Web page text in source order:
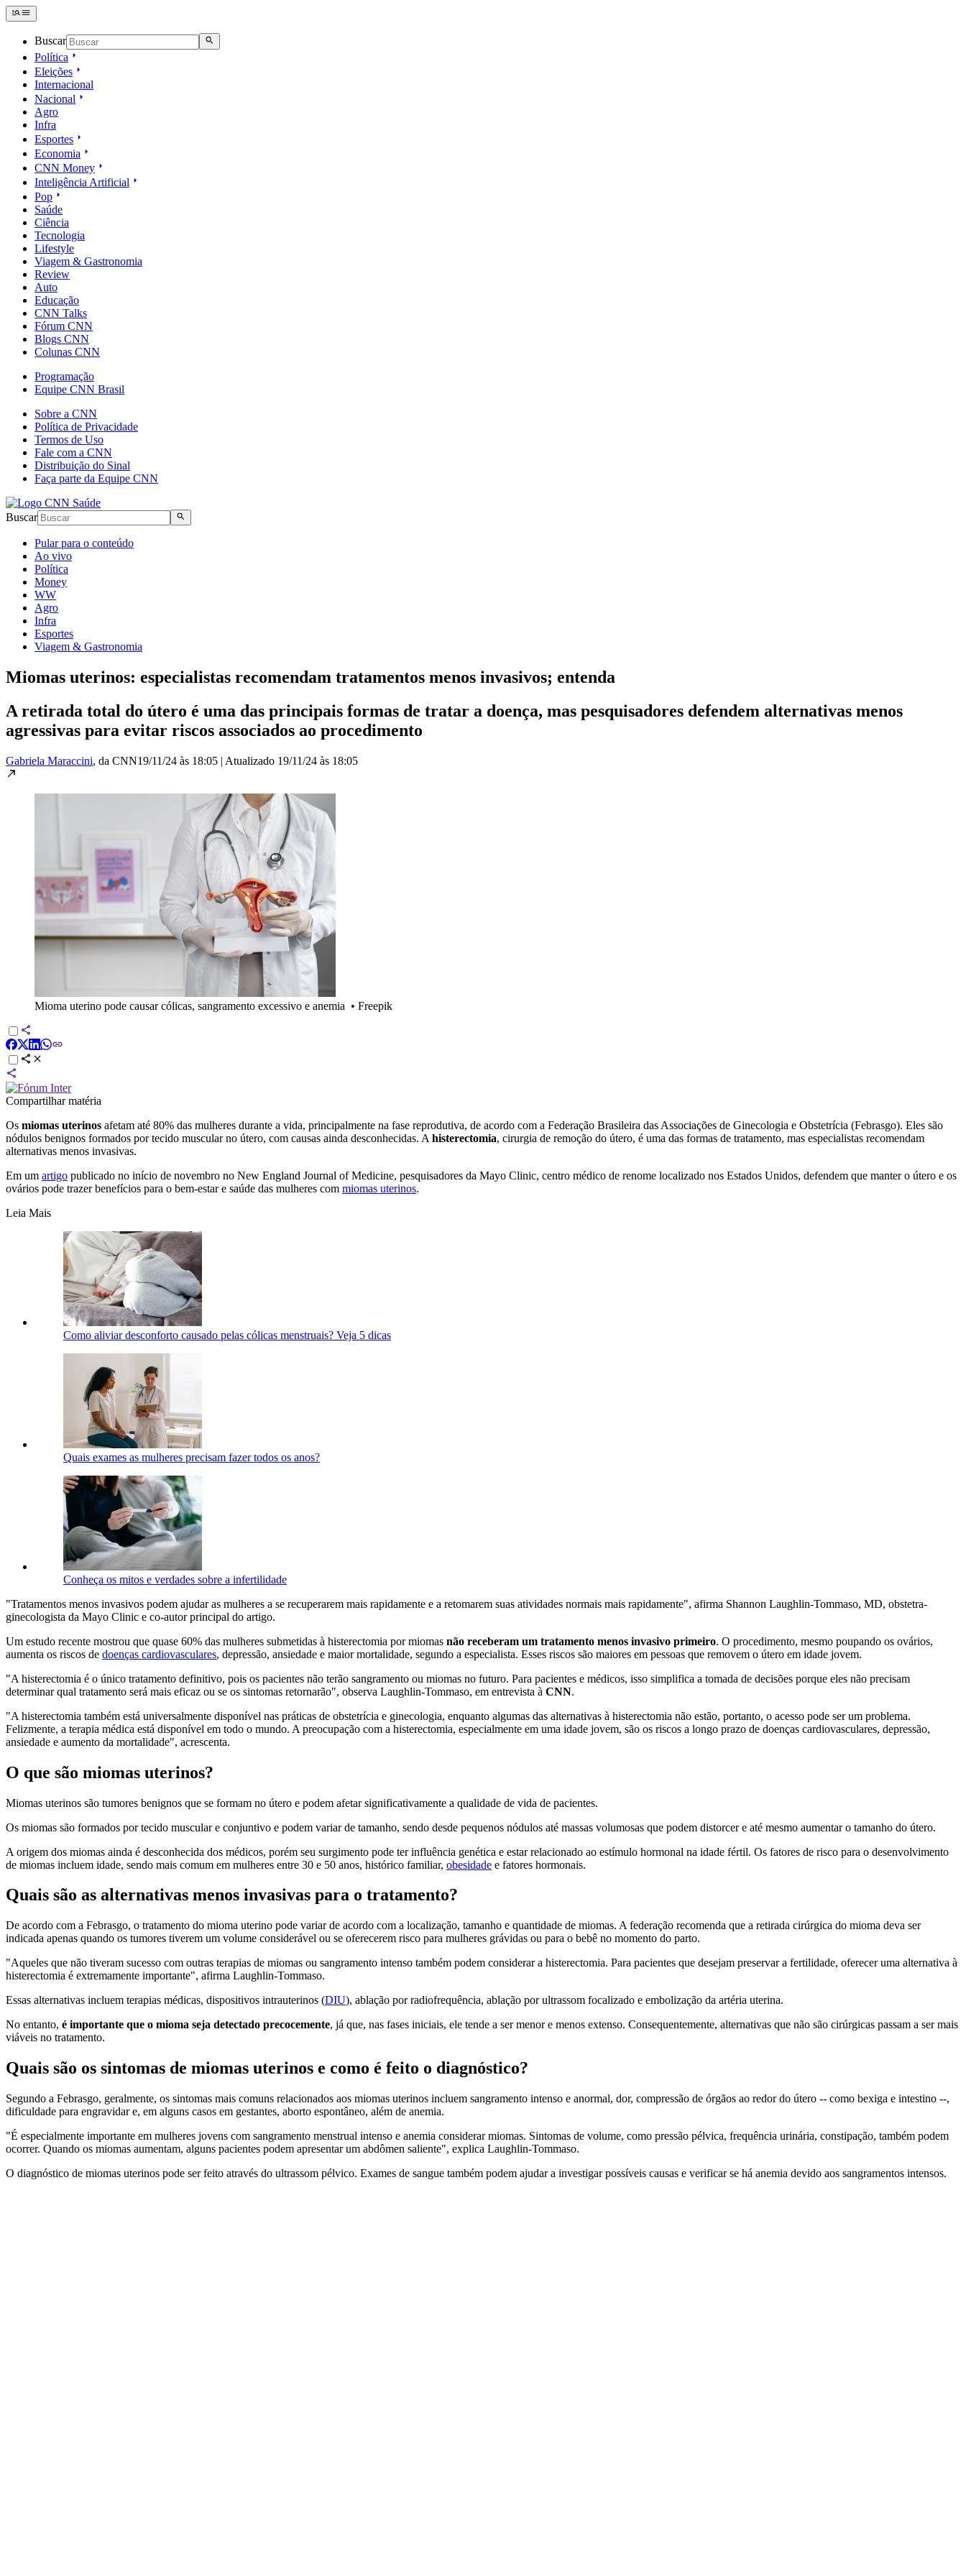
Buscar
Política
Eleições
Internacional
Nacional
Agro
Infra
Esportes
Economia
CNN Money
Inteligência Artificial
Pop
Saúde
Ciência
Tecnologia
Lifestyle
Viagem & Gastronomia
Review
Auto
Educação
CNN Talks
Fórum CNN
Blogs CNN
Colunas CNN
Programação
Equipe CNN Brasil
Sobre a CNN
Política de Privacidade
Termos de Uso
Fale com a CNN
Distribuição do Sinal
Faça parte da Equipe CNN
Buscar
Pular para o conteúdo
Ao vivo
Política
Money
WW
Agro
Infra
Esportes
Viagem & Gastronomia
Miomas uterinos: especialistas recomendam tratamentos menos invasivos; entenda
A retirada total do útero é uma das principais formas de tratar a doença, mas pesquisadores defendem alternativas menos
agressivas para evitar riscos associados ao procedimento
Gabriela Maraccini, da CNN19/11/24 às 18:05 | Atualizado 19/11/24 às 18:05
Mioma uterino pode causar cólicas, sangramento excessivo e anemia • Freepik
Compartilhar matéria
Os miomas uterinos afetam até 80% das mulheres durante a vida, principalmente na fase reprodutiva, de acordo com a Federação Brasileira das Associações de Ginecologia e Obstetrícia (Febrasgo). Eles são
nódulos benignos formados por tecido muscular no útero, com causas ainda desconhecidas. A histerectomia, cirurgia de remoção do útero, é uma das formas de tratamento, mas especialistas recomendam
alternativas menos invasivas.
Em um artigo publicado no início de novembro no New England Journal of Medicine, pesquisadores da Mayo Clinic, centro médico de renome localizado nos Estados Unidos, defendem que manter o útero e os
ovários pode trazer benefícios para o bem-estar e saúde das mulheres com miomas uterinos.
Leia Mais
Como aliviar desconforto causado pelas cólicas menstruais? Veja 5 dicas
Quais exames as mulheres precisam fazer todos os anos?
Conheça os mitos e verdades sobre a infertilidade
"Tratamentos menos invasivos podem ajudar as mulheres a se recuperarem mais rapidamente e a retomarem suas atividades normais mais rapidamente", afirma Shannon Laughlin-Tommaso, MD, obstetra-
ginecologista da Mayo Clinic e co-autor principal do artigo.
Um estudo recente mostrou que quase 60% das mulheres submetidas à histerectomia por miomas não receberam um tratamento menos invasivo primeiro. O procedimento, mesmo poupando os ovários,
aumenta os riscos de doenças cardiovasculares, depressão, ansiedade e maior mortalidade, segundo a especialista. Esses riscos são maiores em pessoas que removem o útero em idade jovem.
"A histerectomia é o único tratamento definitivo, pois os pacientes não terão sangramento ou miomas no futuro. Para pacientes e médicos, isso simplifica a tomada de decisões porque eles não precisam
determinar qual tratamento será mais eficaz ou se os sintomas retornarão", observa Laughlin-Tommaso, em entrevista à CNN.
"A histerectomia também está universalmente disponível nas práticas de obstetrícia e ginecologia, enquanto algumas das alternativas à histerectomia não estão, portanto, o acesso pode ser um problema.
Felizmente, a terapia médica está disponível em todo o mundo. A preocupação com a histerectomia, especialmente em uma idade jovem, são os riscos a longo prazo de doenças cardiovasculares, depressão,
ansiedade e aumento da mortalidade", acrescenta.
O que são miomas uterinos?
Miomas uterinos são tumores benignos que se formam no útero e podem afetar significativamente a qualidade de vida de pacientes.
Os miomas são formados por tecido muscular e conjuntivo e podem variar de tamanho, sendo desde pequenos nódulos até massas volumosas que podem distorcer e até mesmo aumentar o tamanho do útero.
A origem dos miomas ainda é desconhecida dos médicos, porém seu surgimento pode ter influência genética e estar relacionado ao estímulo hormonal na idade fértil. Os fatores de risco para o desenvolvimento
de miomas incluem idade, sendo mais comum em mulheres entre 30 e 50 anos, histórico familiar, obesidade e fatores hormonais.
Quais são as alternativas menos invasivas para o tratamento?
De acordo com a Febrasgo, o tratamento do mioma uterino pode variar de acordo com a localização, tamanho e quantidade de miomas. A federação recomenda que a retirada cirúrgica do mioma deva ser
indicada apenas quando os tumores tiverem um volume considerável ou se oferecerem risco para mulheres grávidas ou para o bebê no momento do parto.
"Aqueles que não tiveram sucesso com outras terapias de miomas ou sangramento intenso também podem considerar a histerectomia. Para pacientes que desejam preservar a fertilidade, oferecer uma alternativa à
histerectomia é extremamente importante", afirma Laughlin-Tommaso.
Essas alternativas incluem terapias médicas, dispositivos intrauterinos (DIU), ablação por radiofrequência, ablação por ultrassom focalizado e embolização da artéria uterina.
No entanto, é importante que o mioma seja detectado precocemente, já que, nas fases iniciais, ele tende a ser menor e menos extenso. Consequentemente, alternativas que não são cirúrgicas passam a ser mais
viáveis no tratamento.
Quais são os sintomas de miomas uterinos e como é feito o diagnóstico?
Segundo a Febrasgo, geralmente, os sintomas mais comuns relacionados aos miomas uterinos incluem sangramento intenso e anormal, dor, compressão de órgãos ao redor do útero -- como bexiga e intestino --,
dificuldade para engravidar e, em alguns casos em gestantes, aborto espontâneo, além de anemia.
"É especialmente importante em mulheres jovens com sangramento menstrual intenso e anemia considerar miomas. Sintomas de volume, como pressão pélvica, frequência urinária, constipação, também podem
ocorrer. Quando os miomas aumentam, alguns pacientes podem apresentar um abdômen saliente", explica Laughlin-Tommaso.
O diagnóstico de miomas uterinos pode ser feito através do ultrassom pélvico. Exames de sangue também podem ajudar a investigar possíveis causas e verificar se há anemia devido aos sangramentos intensos.